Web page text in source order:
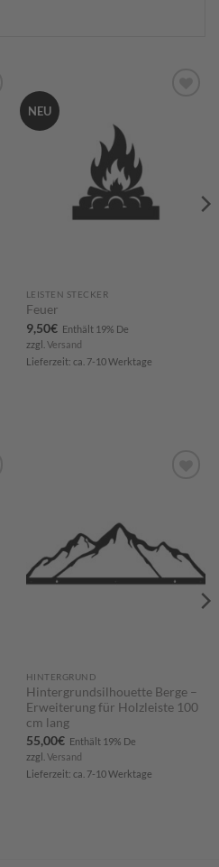
NEU
LEISTEN STECKER
Feuer
9,50€ Enthält 19% De
zzgl. Versand
Lieferzeit: ca. 7-10 Werktage
HINTERGRUND
Hintergrundsilhouette Berge –
Erweiterung für Holzleiste 100
cm lang
55,00€ Enthält 19% De
zzgl. Versand
Lieferzeit: ca. 7-10 Werktage